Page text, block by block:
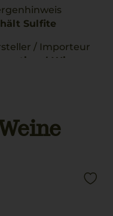
Sulfite
/ Importeur
Wine